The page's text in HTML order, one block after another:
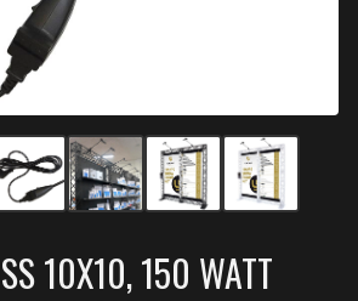
10X10, 150 WATT